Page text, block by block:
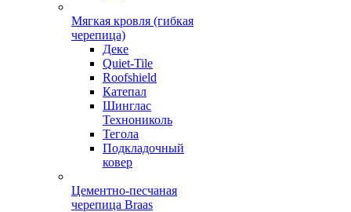
Мягкая кровля (гибкая
черепица)
Деке
Quiet-Tile
Roofshield
Катепал
Шинглас
Технониколь
Тегола
Подкладочный
ковер
Цементно-песчаная
черепица Braas